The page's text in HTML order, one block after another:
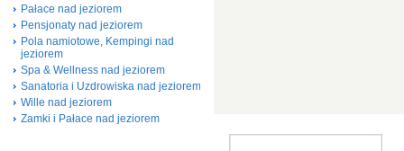
Pałace nad jeziorem
Pensjonaty nad jeziorem
Pola namiotowe, Kempingi nad
jeziorem
Spa & Wellness nad jeziorem
Sanatoria i Uzdrowiska nad jeziorem
Wille nad jeziorem
Zamki i Pałace nad jeziorem